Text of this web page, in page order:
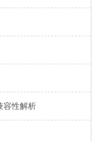
容性解析